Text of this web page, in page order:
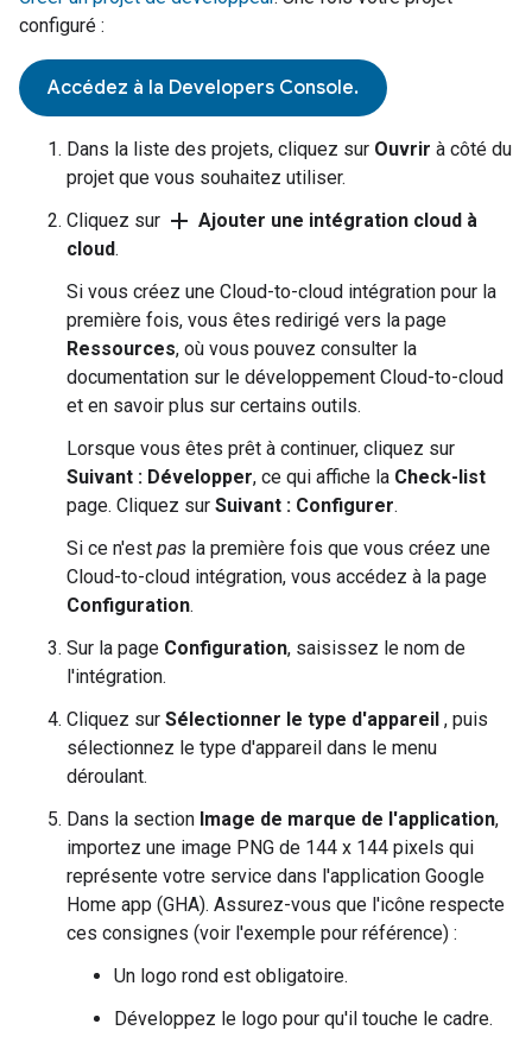
configuré :
Accédez à la Developers Console.
Dans la liste des projets, cliquez sur Ouvrir à côté du
projet que vous souhaitez utiliser.
Cliquez sur add Ajouter une intégration cloud à
cloud.
Si vous créez une Cloud-to-cloud intégration pour la
première fois, vous êtes redirigé vers la page
Ressources, où vous pouvez consulter la
documentation sur le développement Cloud-to-cloud
et en savoir plus sur certains outils.
Lorsque vous êtes prêt à continuer, cliquez sur
Suivant : Développer, ce qui affiche la Check-list
page. Cliquez sur Suivant : Configurer.
Si ce n'est pas la première fois que vous créez une
Cloud-to-cloud intégration, vous accédez à la page
Configuration.
Sur la page Configuration, saisissez le nom de
l'intégration.
Cliquez sur Sélectionner le type d'appareil , puis
sélectionnez le type d'appareil dans le menu
déroulant.
Dans la section Image de marque de l'application,
importez une image PNG de 144 x 144 pixels qui
représente votre service dans l'application Google
Home app (GHA). Assurez-vous que l'icône respecte
ces consignes (voir l'exemple pour référence) :
Un logo rond est obligatoire.
Développez le logo pour qu'il touche le cadre.